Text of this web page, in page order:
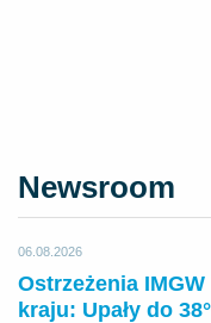
Newsroom
06.08.2026
Ostrzeżenia
kraju: Upały do